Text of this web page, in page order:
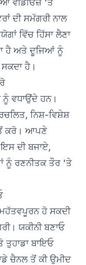
ਵੀਡੀਓਜ਼ 'ਤੇ
ਦੀ ਸਮੱਗਰੀ ਨਾਲ
ਵਿੱਚ ਹਿੱਸਾ ਲੈਣਾ
ਹੈ ਅਤੇ ਦੂਜਿਆਂ ਨੂੰ
ਹੈ।
ਵਧਾਉਂਦੇ ਹਨ।
ਨਿਸ਼-ਵਿਸ਼ੇਸ਼
ਕਰੋ। ਆਪਣੇ
ਦੀ ਬਜਾਏ,
ਨੂੰ ਰਣਨੀਤਕ ਤੌਰ 'ਤੇ
ਹੋ ਸਕਦੀ
ਯਕੀਨੀ ਬਣਾਓ
ਤੁਹਾਡਾ ਬਾਇਓ
ਚੈਨਲ ਤੋਂ ਕੀ ਉਮੀਦ